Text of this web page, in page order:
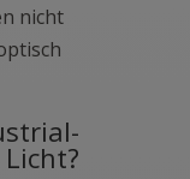
nicht